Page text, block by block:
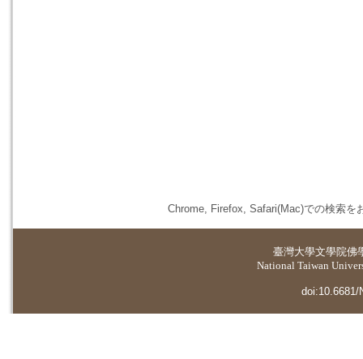
Chrome, Firefox, Safari(Mac)での検索を
臺灣大學文學院佛
National Taiwan
doi:10.6681/